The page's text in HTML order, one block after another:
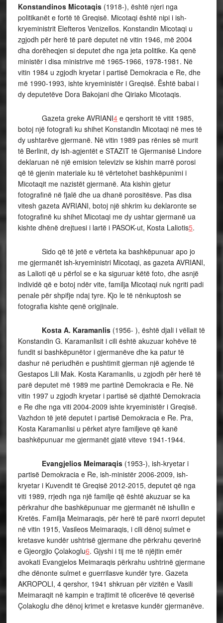
Konstandinos Micotaqis(1918-), është njeri nga
politikanët e fortë të Greqisë. Micotaqi është nipi i ish-
kryeministrit Elefteros Venizellos. Konstandin Micotaqi u
zgjodh për herë të parë deputet në vitin 1946, më 2004
dha dorëheqjen si deputet dhe nga jeta politike. Ka qenë
ministër i disa ministrive më 1965-1966, 1978-1981. Në
vitin 1984 u zgjodh kryetar i partisë Demokracia e Re, dhe
më 1990-1993, ishte kryeministër i Greqisë. Është babai i
dy deputetëve Dora Bakojani dhe Qiriako Micotaqis.
Gazeta greke AVRIANI4e qershorit të vitit 1985,
botoj një fotografi ku shihet Konstandin Micotaqi në mes të
dy ushtarëve gjermanë. Në vitin 1989 pas rënies së murit
të Berlinit, dy ish-agjentët e STAZIT të Gjermanisë Lindore
deklaruan në një emision televiziv se kishin marrë porosi
që të gjenin materiale ku të vërtetohet bashkëpunimi i
Micotaqit me nazistët gjermanë. Ata kishin gjetur
fotografinë në fjalë dhe ua dhanë porositësve. Pas disa
vitesh gazeta AVRIANI, botoj një shkrim ku deklaronte se
fotografinë ku shihet Micotaqi me dy ushtar gjermanë ua
kishte dhënë drejtuesi i lartë i PASOK-ut, Kosta Laliotis5.
Sido që të jetë e vërteta ka bashkëpunuar apo jo
me gjermanët ish-kryeministri Micotaqi, as gazeta AVRIANI,
as Lalioti që u përfol se e ka siguruar këtë foto, dhe asnjë
individë që e botoj ndër vite, familja Micotaqi nuk ngriti padi
penale për shpifje ndaj tyre. Kjo le të nënkuptosh se
fotografia kishte qenë origjinale.
Kosta A. Karamanlis(1956- ), është djali i vëllait të
Konstandin G. Karamanlisit i cili është akuzuar kohëve të
fundit si bashkëpunëtor i gjermanëve dhe ka patur të
dashur në periudhën e pushtimit gjerman një agjende të
Gestapos Lili Mak. Kosta Karamanlis, u zgjodh për herë të
parë deputet më 1989 me partinë Demokracia e Re. Në
vitin 1997 u zgjodh kryetar i partisë së djathtë Demokracia
e Re dhe nga viti 2004-2009 ishte kryeministër i Greqisë.
Vazhdon të jetë deputet i partisë Demokracia e Re. Pra,
Kosta Karamanlisi u përket atyre familjeve që kanë
bashkëpunuar me gjermanët gjatë viteve 1941-1944.
Evangjelios Meimaraqis(1953-), ish-kryetar i
partisë Demokracia e Re, ish-ministër 2006-2009, ish-
kryetar i Kuvendit të Greqisë 2012-2015, deputet që nga
viti 1989, rrjedh nga një familje që është akuzuar se ka
përkrahur dhe bashkëpunuar me gjermanët në ishullin e
Kretës. Familja Meimaraqis, për herë të parë nxorri deputet
në vitin 1915, Vasileos Meimaraqis, i cili dënoj sulmet e
kretasve kundër ushtrisë gjermane dhe përkrahu qeverinë
e Gjeorgjio Çolakoglu6. Gjyshi i tij me të njëjtin emër
avokati Evangjelos Meimaraqis përkrahu ushtrinë gjermane
dhe dënonte sulmet e guerrilasve kundër tyre. Gazeta
AKROPOLI, 4 qershor, 1941 shkruan për vizitën e Vasili
Meimaraqit në kampin e trajtimit të oficerëve të qeverisë
Çolakoglu dhe dënoj krimet e kretasve kundër gjermanëve.